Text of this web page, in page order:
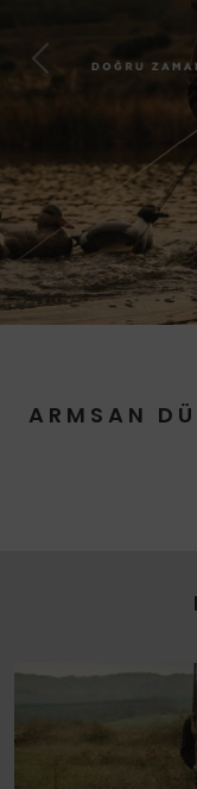
Previous
ARMSAN